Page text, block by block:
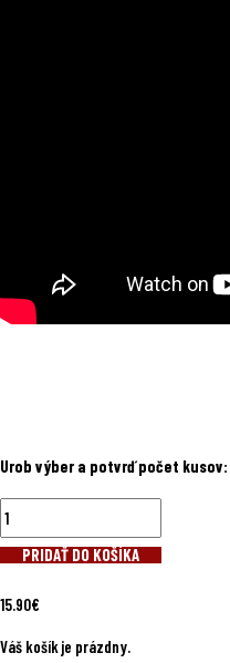
Urob výber a potvrď počet kusov:
PRIDAŤ DO KOŠÍKA
15.90€
Váš košík je prázdny.